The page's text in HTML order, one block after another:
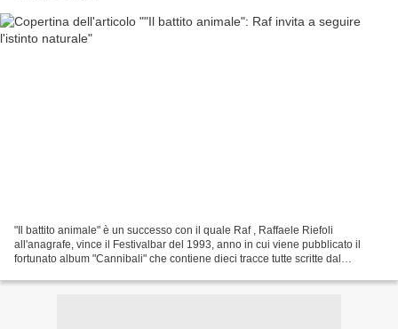
"Il battito animale" è un successo con il quale Raf , Raffaele Riefoli
all'anagrafe, vince il Festivalbar del 1993, anno in cui viene pubblicato il
fortunato album "Cannibali" che contiene dieci tracce tutte scritte dal